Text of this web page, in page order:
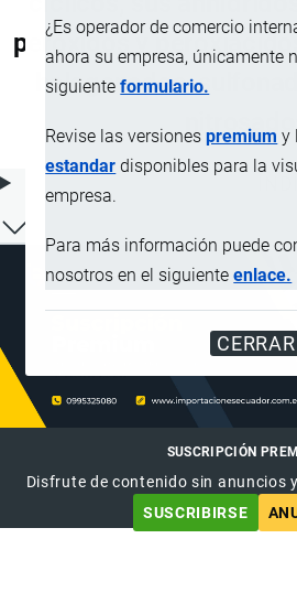
¿Es operador de comercio
ahora su empresa, únicamente
siguienteformulario.
Revise las versionespremium y
estandar disponibles para la
empresa.
Para más información puede
nosotros en el siguienteenlace.
CERRAR
peróxidos y
halogenados,
nitrosados
SUSCRIPCIÓN
Disfrute de contenido sin anuncios
SUSCRIBIRSE